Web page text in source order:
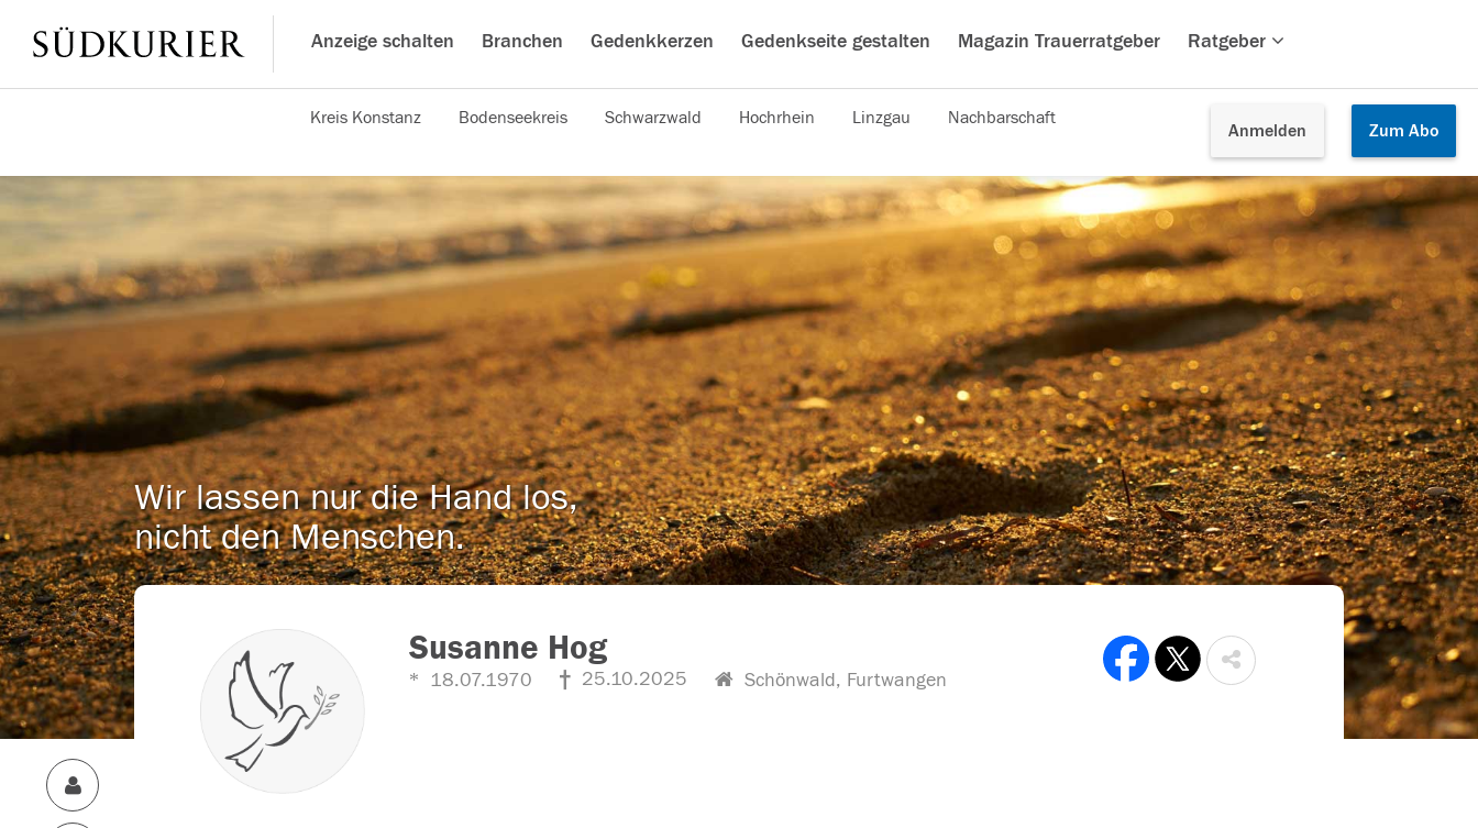
Anzeige schalten Branchen Gedenkkerzen Gedenkseite gestalten Magazin Trauerratgeber Ratgeber
Anmelden Zum Abo
Kreis Konstanz Bodenseekreis Schwarzwald Hochrhein Linzgau Nachbarschaft
Wir lassen nur die Hand los,
nicht den Menschen.
Susanne Hog
18.07.1970 25.10.2025 Schönwald, Furtwangen